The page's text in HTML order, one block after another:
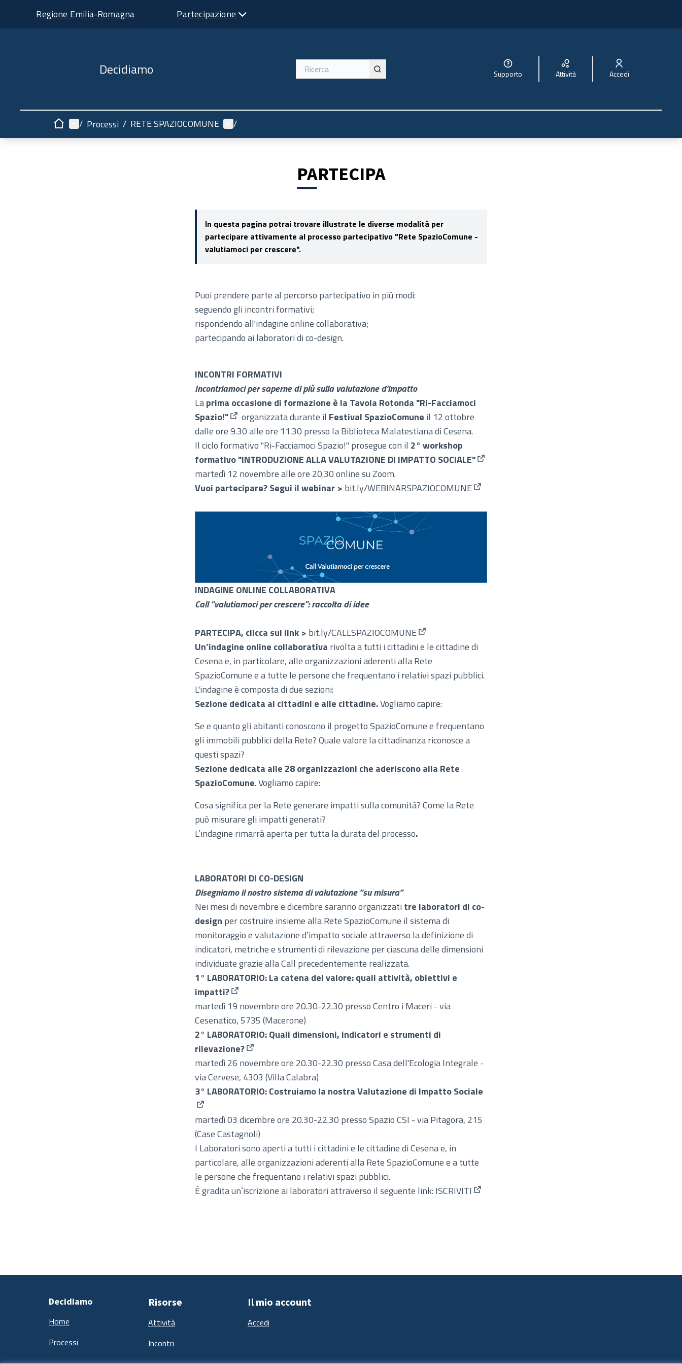
Regione Emilia-Romagna Partecipazione
Decidiamo Supporto Attività Accedi
HomeMenù principale
/ Processi / RETE SPAZIOCOMUNE Menù utente
/
PARTECIPA
In questa pagina potrai trovare illustrate le diverse modalità per
partecipare attivamente al processo partecipativo "Rete SpazioComune -
valutiamoci per crescere".
Puoi prendere parte al percorso partecipativo in più modi:
seguendo gli incontri formativi;
rispondendo all'indagine online collaborativa;
partecipando ai laboratori di co-design.
INCONTRI FORMATIVI
Incontriamoci per saperne di più sulla valutazione d’impatto
Laprima occasione di formazione è la Tavola Rotonda "Ri-Facciamoci
Spazio!"
(Apre in una nuova scheda)
organizzata durante il Festival SpazioComune il 12 ottobre
dalle ore 9.30 alle ore 11.30 presso la Biblioteca Malatestiana di Cesena.
Il ciclo formativo "Ri-Facciamoci Spazio!" prosegue con il 2° workshop
formativo "INTRODUZIONE ALLA VALUTAZIONE DI IMPATTO SOCIALE"
martedì 12 novembre alle ore 20.30 online su Zoom.
Vuoi partecipare?Segui il webinar > bit.ly/WEBINARSPAZIOCOMUNE
INDAGINE ONLINE COLLABORATIVA
Call “valutiamoci per crescere”: raccolta di idee
PARTECIPA, clicca sul link > bit.ly/CALLSPAZIOCOMUNE
(Collegamento esterno)
Un’indagine online collaborativa rivolta a tutti i cittadini e le cittadine di
Cesena e, in particolare, alle organizzazioni aderenti alla Rete
SpazioComune e a tutte le persone che frequentano i relativi spazi pubblici.
L'indagine è composta di due sezioni:
Sezione dedicata ai cittadini e alle cittadine.Vogliamo capire:
Se e quanto gli abitanti conoscono il progetto SpazioComune e frequentano
gli immobili pubblici della Rete? Quale valore la cittadinanza riconosce a
questi spazi?
Sezione dedicata alle 28 organizzazioni che aderiscono alla Rete
SpazioComune. Vogliamo capire:
Cosa significa per la Rete generare impatti sulla comunità? Come la Rete
può misurare gli impatti generati?
L’indagine rimarrà aperta per tutta la durata del processo.
LABORATORI DI CO-DESIGN
Disegniamo il nostro sistema di valutazione “su misura”
Nei mesi di novembre e dicembre saranno organizzati tre laboratori di co-
design per costruire insieme alla Rete SpazioComune il sistema di
monitoraggio e valutazione d’impatto sociale attraverso la definizione di
indicatori, metriche e strumenti di rilevazione per ciascuna delle dimensioni
individuate grazie alla Call precedentemente realizzata.
1° LABORATORIO: La catena del valore: quali attività, obiettivi e
impatti?
(Apre in una nuova scheda)
martedì 19 novembre ore 20.30-22.30 presso Centro i Maceri - via
Cesenatico, 5735 (Macerone)
2° LABORATORIO: Quali dimensioni, indicatori e strumenti di
rilevazione?
(Apre in una nuova scheda)
martedì 26 novembre ore 20.30-22.30 presso Casa dell'Ecologia Integrale -
via Cervese, 4303 (Villa Calabra)
3° LABORATORIO: Costruiamo la nostra Valutazione di Impatto Sociale
(Apre in una nuova scheda)
martedì 03 dicembre ore 20.30-22.30 presso Spazio CSI - via Pitagora, 215
(Case Castagnoli)
I Laboratori sono aperti a tutti i cittadini e le cittadine di Cesena e, in
particolare, alle organizzazioni aderenti alla Rete SpazioComune e a tutte
le persone che frequentano i relativi spazi pubblici.
È gradita un’iscrizione ai laboratori attraverso il seguente link: ISCRIVITI
Decidiamo
Home
Processi
Risorse
Attività
Incontri
Il mio account
Accedi